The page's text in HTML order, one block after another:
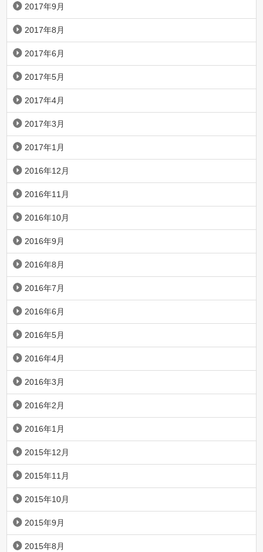
2017年9月
2017年8月
2017年6月
2017年5月
2017年4月
2017年3月
2017年1月
2016年12月
2016年11月
2016年10月
2016年9月
2016年8月
2016年7月
2016年6月
2016年5月
2016年4月
2016年3月
2016年2月
2016年1月
2015年12月
2015年11月
2015年10月
2015年9月
2015年8月